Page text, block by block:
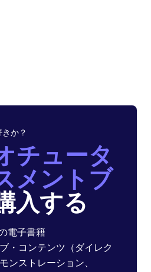
か？
チュータ
メントブ
入する
電子書籍
・コンテンツ（ダイレク
ンストレーション、